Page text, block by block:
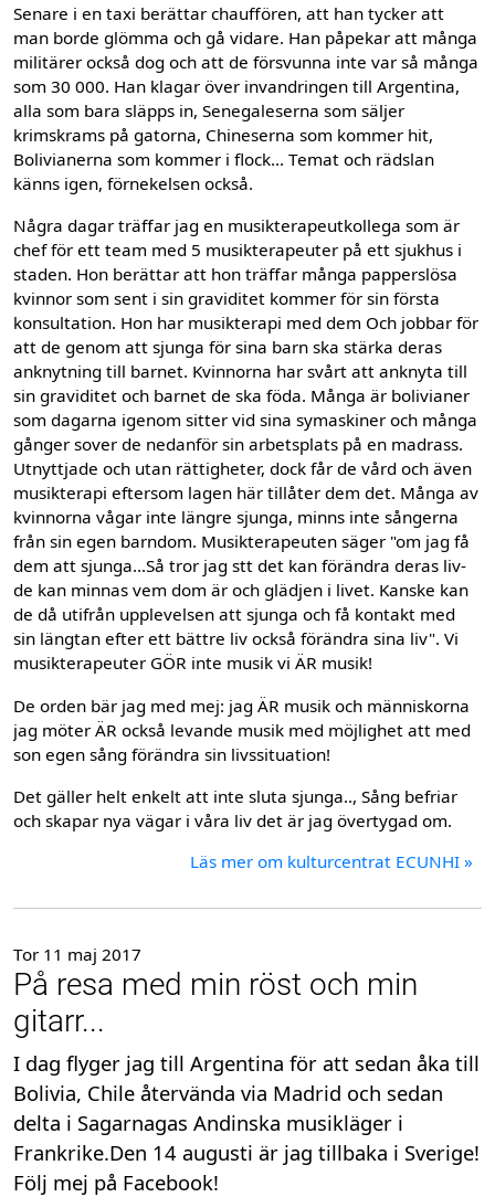
Senare i en taxi berättar chauffören, att han tycker att
man borde glömma och gå vidare. Han påpekar att många
militärer också dog och att de försvunna inte var så många
som 30 000. Han klagar över invandringen till Argentina,
alla som bara släpps in, Senegaleserna som säljer
krimskrams på gatorna, Chineserna som kommer hit,
Bolivianerna som kommer i flock... Temat och rädslan
känns igen, förnekelsen också.
Några dagar träffar jag en musikterapeutkollega som är
chef för ett team med 5 musikterapeuter på ett sjukhus i
staden. Hon berättar att hon träffar många papperslösa
kvinnor som sent i sin graviditet kommer för sin första
konsultation. Hon har musikterapi med dem Och jobbar för
att de genom att sjunga för sina barn ska stärka deras
anknytning till barnet. Kvinnorna har svårt att anknyta till
sin graviditet och barnet de ska föda. Många är bolivianer
som dagarna igenom sitter vid sina symaskiner och många
gånger sover de nedanför sin arbetsplats på en madrass.
Utnyttjade och utan rättigheter, dock får de vård och även
musikterapi eftersom lagen här tillåter dem det. Många av
kvinnorna vågar inte längre sjunga, minns inte sångerna
från sin egen barndom. Musikterapeuten säger "om jag få
dem att sjunga...Så tror jag stt det kan förändra deras liv-
de kan minnas vem dom är och glädjen i livet. Kanske kan
de då utifrån upplevelsen att sjunga och få kontakt med
sin längtan efter ett bättre liv också förändra sina liv". Vi
musikterapeuter GÖR inte musik vi ÄR musik!
De orden bär jag med mej: jag ÄR musik och människorna
jag möter ÄR också levande musik med möjlighet att med
son egen sång förändra sin livssituation!
Det gäller helt enkelt att inte sluta sjunga.., Sång befriar
och skapar nya vägar i våra liv det är jag övertygad om.
Läs mer om kulturcentrat ECUNHI »
Tor 11 maj 2017
På resa med min röst och min
gitarr...
I dag flyger jag till Argentina för att sedan åka till
Bolivia, Chile återvända via Madrid och sedan
delta i Sagarnagas Andinska musikläger i
Frankrike.Den 14 augusti är jag tillbaka i Sverige!
Följ mej på Facebook!